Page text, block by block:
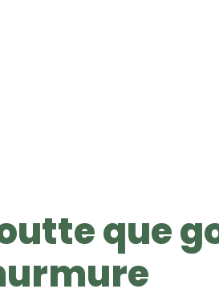
que